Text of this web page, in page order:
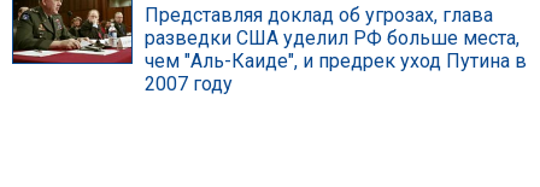
Представляя доклад об угрозах, глава
разведки США уделил РФ больше места,
чем "Аль-Каиде", и предрек уход Путина в
2007 году